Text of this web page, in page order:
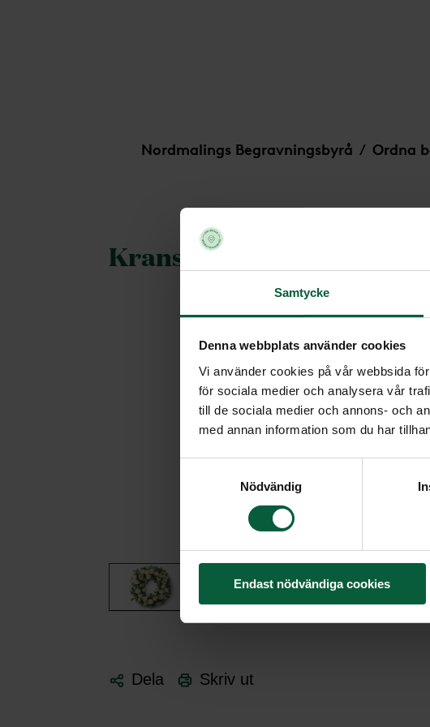
Samtycke
Denna webbplats använder cookies
Vi använder cookies på vår webbsida
för sociala medier och analysera vår
till de sociala medier och annons- och
med annan information som du har
Nödvändig
Endast nödvändiga cookies
Nordmalings Begravningsbyrå / Ordna
Krans - Sobert månljus,
Dela Skriv ut